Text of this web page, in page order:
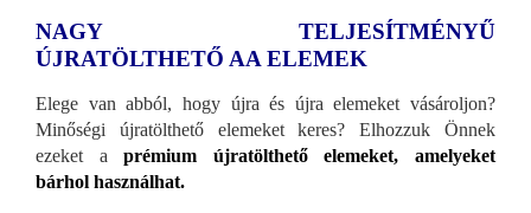
NAGY TELJESÍTMÉNYŰ
ÚJRATÖLTHETŐ AA ELEMEK
Elege van abból, hogy újra és újra elemeket vásároljon?
Minőségi újratölthető elemeket keres? Elhozzuk Önnek
ezeket a
prémium újratölthető elemeket, amelyeket
bárhol használhat.